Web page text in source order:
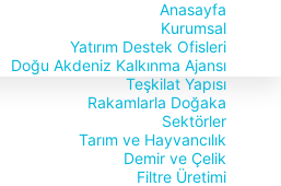
Anasayfa
Kurumsal
Yatırım Destek Ofisleri
Doğu Akdeniz Kalkınma Ajansı
Teşkilat Yapısı
Rakamlarla Doğaka
Sektörler
Tarım ve Hayvancılık
Demir ve Çelik
Filtre Üretimi